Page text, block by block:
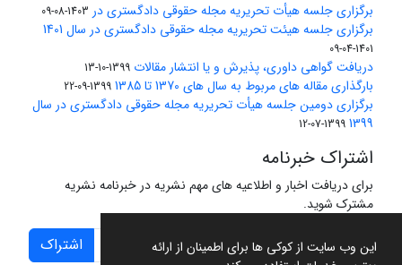
این وب سایت از کوکی ها برای اطمینان از ارائه
برگزاری جلسه هیأت تحریریه مجله حقوقی دادگستری در 1403-08-09
برگزاری جلسه هیئت تحریریه مجله حقوقی دادگستری در سال 1401
1401-04-09
دریافت گواهی داوری، پذیرش و یا انتشار مقالات 1399-10-13
بارگذاری مقاله های مربوط به سال های 1370 تا 1385 1399-09-22
برگزاری دومین جلسه هیأت تحریریه مجله حقوقی دادگستری در سال
1399
1399-07-12
اشتراک خبرنامه
برای دریافت اخبار و اطلاعیه های مهم نشریه در خبرنامه نشریه
مشترک شوید.
اشتراک